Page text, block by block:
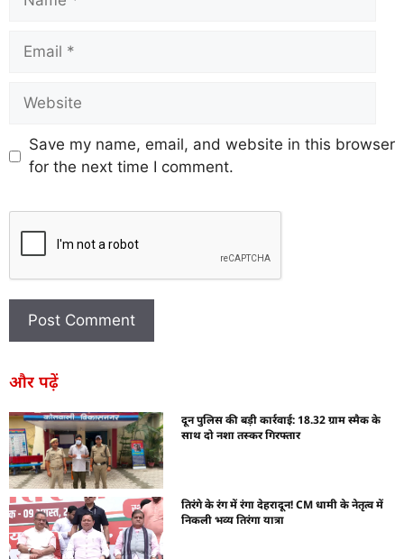
Save my name, email, and website in this browser
for the next time I comment.
और पढ़ें
दून पुलिस की बड़ी कार्रवाई: 18.32 ग्राम स्मैक के
साथ दो नशा तस्कर गिरफ्तार
तिरंगे के रंग में रंगा देहरादून! CM धामी के नेतृत्व में
निकली भव्य तिरंगा यात्रा